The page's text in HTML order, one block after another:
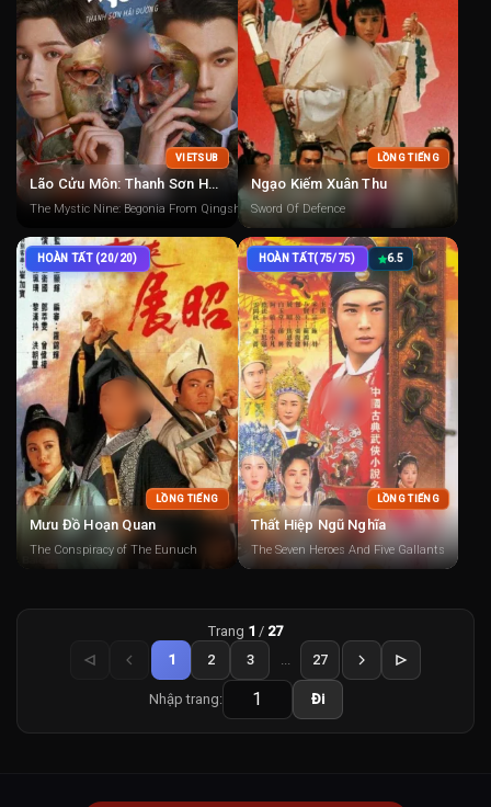
VIETSUB
Lão Cửu Môn: Thanh Sơn Hải Đường
The Mystic Nine: Begonia From Qingshan (The Mystic Nine Qing Shan Hai Tang)
LỒNG TIẾNG
Ngạo Kiếm Xuân Thu
Sword Of Defence
HOÀN TẤT (20/20)
LỒNG TIẾNG
Mưu Đồ Hoạn Quan
The Conspiracy of The Eunuch
HOÀN TẤT(75/75) 6.5
LỒNG TIẾNG
Thất Hiệp Ngũ Nghĩa
The Seven Heroes And Five Gallants
Trang 1 / 27
1
2 3 ... 27
Nhập trang: Đi